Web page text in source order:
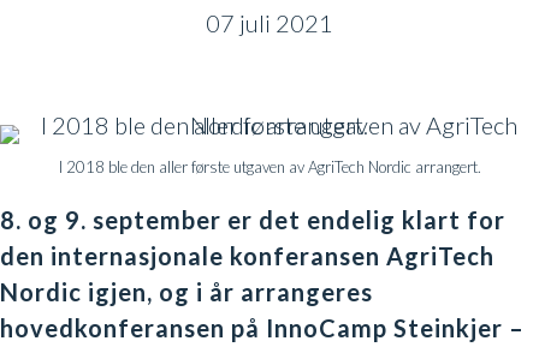
07 juli 2021
I 2018 ble den aller første utgaven av AgriTech Nordic arrangert.
8. og 9. september er det endelig klart for
den internasjonale konferansen AgriTech
Nordic igjen, og i år arrangeres
hovedkonferansen på InnoCamp Steinkjer –